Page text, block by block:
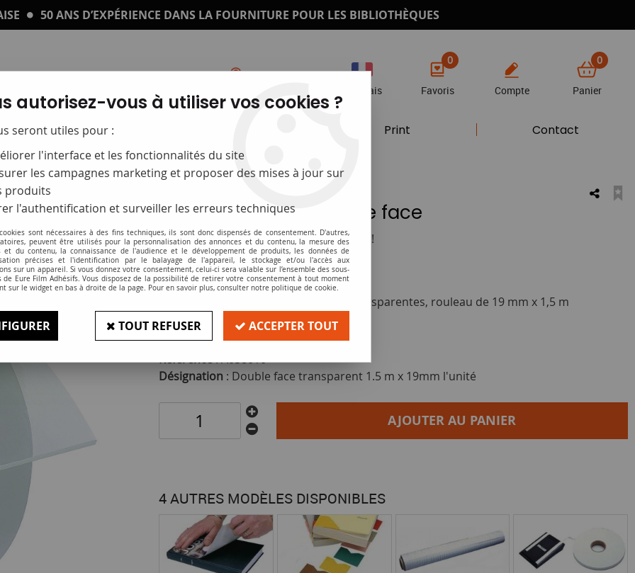
50 ANS D’EXPÉRIENCE DANS LA FOURNITURE POUR LES BIBLIOTHÈQUES
Français
0
Favoris Compte
0
Panier
Catalogue Print Contact
double face
DFT transparent double face
Soyez le premier à donner votre avis !
15,82€HT
Double face invisible pour surfaces transparentes, rouleau de 19 mm x 1,5 m
FAITES VOTRE CHOIX
Référence: A058010
Désignation : Double face transparent 1.5 m x 19mm l'unité
AJOUTER AU PANIER
4 AUTRES MODÈLES DISPONIBLES
autorisez-vous à utiliser vos cookies ?
seront utiles pour :
l'interface et les fonctionnalités du site
les campagnes marketing et proposer des mises à jour sur
produits
l'authentification et surveiller les erreurs techniques
sont nécessaires à des fins techniques, ils sont donc dispensés de consentement. D'autres,
peuvent être utilisés pour la personnalisation des annonces et du contenu, la mesure des
et du contenu, la connaissance de l'audience et le développement de produits, les données de
précises et l'identification par le balayage de l'appareil, le stockage et/ou l'accès aux
sur un appareil. Si vous donnez votre consentement, celui-ci sera valable sur l’ensemble des sous-
de Eure Film Adhésifs. Vous disposez de la possibilité de retirer votre consentement à tout moment
sur le widget en bas à droite de la page. Pour en savoir plus, consulter notre politique de cookie.
TOUT REFUSER ACCEPTER TOUT